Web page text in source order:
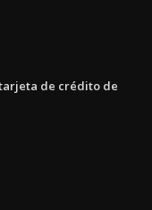
de crédito de